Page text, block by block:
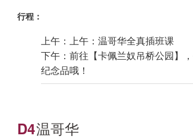
行程：
上午：上午：温哥华全真插班课
下午：前往【卡佩兰奴吊桥公园】
纪念品哦！
D4温哥华